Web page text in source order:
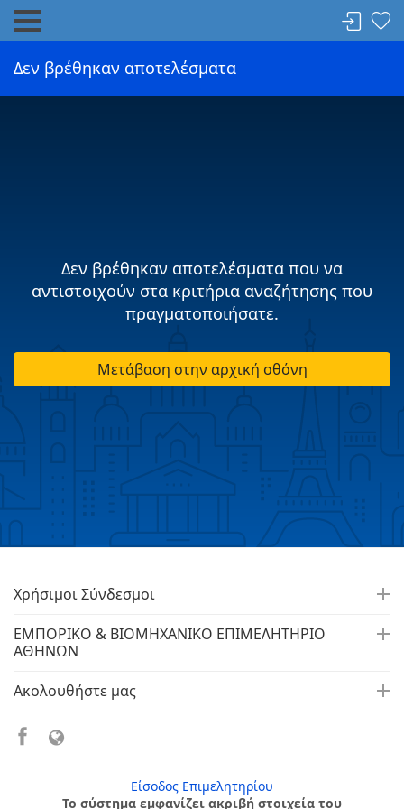
Δεν βρέθηκαν αποτελέσματα
Δεν βρέθηκαν αποτελέσματα που να
αντιστοιχούν στα κριτήρια αναζήτησης που
πραγματοποιήσατε.
Μετάβαση στην αρχική οθόνη
Χρήσιμοι Σύνδεσμοι
ΕΜΠΟΡΙΚΟ & ΒΙΟΜΗΧΑΝΙΚΟ ΕΠΙΜΕΛΗΤΗΡΙΟ
ΑΘΗΝΩΝ
Ακολουθήστε μας
Είσοδος Επιμελητηρίου
Το σύστημα εμφανίζει ακριβή στοιχεία του